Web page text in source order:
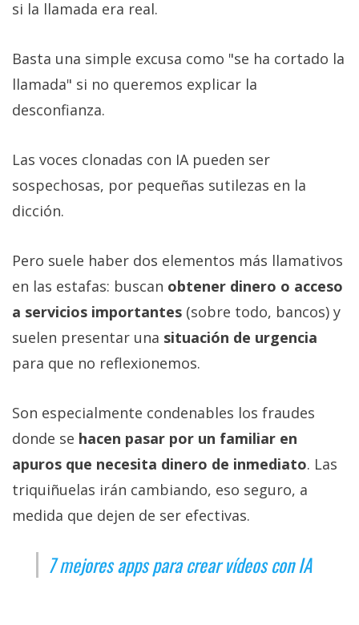
si la llamada era real.
Basta una simple excusa como "se ha cortado la
llamada" si no queremos explicar la
desconfianza.
Las voces clonadas con IA pueden ser
sospechosas, por pequeñas sutilezas en la
dicción.
Pero suele haber dos elementos más llamativos
en las estafas: buscan obtener dinero o acceso
a servicios importantes (sobre todo, bancos) y
suelen presentar una situación de urgencia
para que no reflexionemos.
Son especialmente condenables los fraudes
donde se hacen pasar por un familiar en
apuros que necesita dinero de inmediato. Las
triquiñuelas irán cambiando, eso seguro, a
medida que dejen de ser efectivas.
7 mejores apps para crear vídeos con IA